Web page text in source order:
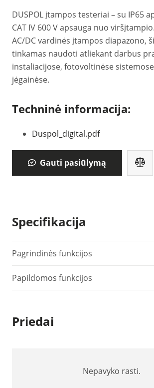
DUSPOL įtampos testeriai – su IP65
CAT IV 600 V apsauga nuo
AC/DC vardinės įtampos diapazono,
tinkamas naudoti atliekant darbus
instaliacijose, fotovoltinėse
jėgainėse.
Techninė informacija:
Duspol_digital.pdf
Gauti pasiūlymą
Specifikacija
Pagrindinės funkcijos
Papildomos funkcijos
Priedai
Nepavyko rasti.